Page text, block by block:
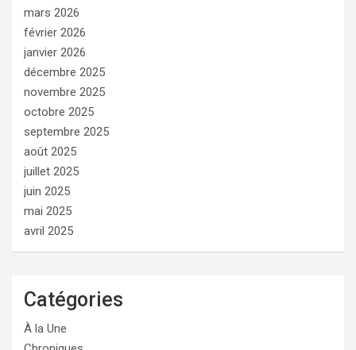
mars 2026
février 2026
janvier 2026
décembre 2025
novembre 2025
octobre 2025
septembre 2025
août 2025
juillet 2025
juin 2025
mai 2025
avril 2025
Catégories
À la Une